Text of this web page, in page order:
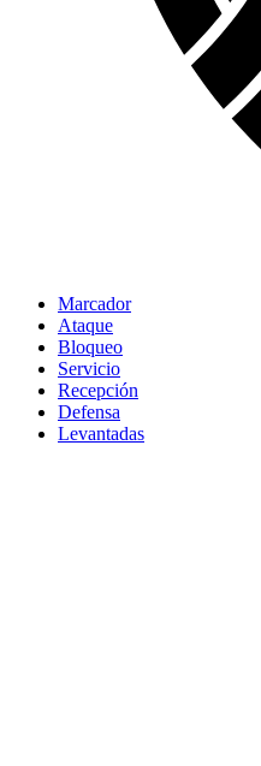
Marcador
Ataque
Bloqueo
Servicio
Recepción
Defensa
Levantadas